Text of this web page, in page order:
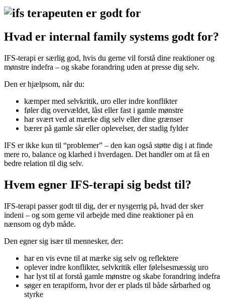
Hvad er internal family systems godt for?
IFS-terapi er særlig god, hvis du gerne vil forstå dine reaktioner og
mønstre indefra – og skabe forandring uden at presse dig selv.
Den er hjælpsom, når du:
kæmper med selvkritik, uro eller indre konflikter
føler dig overvældet, låst eller fast i gamle mønstre
har svært ved at mærke dig selv eller dine grænser
bærer på gamle sår eller oplevelser, der stadig fylder
IFS er ikke kun til “problemer” – den kan også støtte dig i at finde
mere ro, balance og klarhed i hverdagen. Det handler om at få en
bedre relation til dig selv.
Hvem egner IFS-terapi sig bedst til?
IFS-terapi passer godt til dig, der er nysgerrig på, hvad der sker
indeni – og som gerne vil arbejde med dine reaktioner på en
nænsom og dyb måde.
Den egner sig især til mennesker, der:
har en vis evne til at mærke sig selv og reflektere
oplever indre konflikter, selvkritik eller følelsesmæssig uro
har lyst til at forstå gamle mønstre og skabe forandring indefra
søger en terapiform, hvor der er plads til både sårbarhed og
styrke